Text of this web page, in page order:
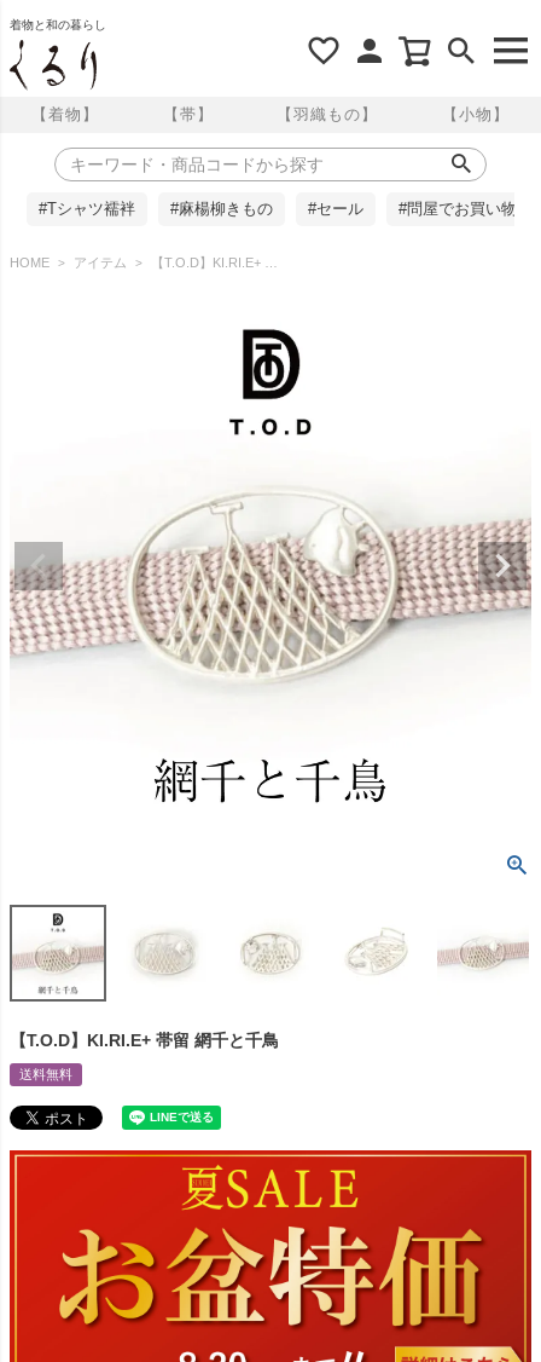
着物と和の暮らし
【着物】 【帯】 【羽織もの】 【小物】
#Tシャツ襦袢 #麻楊柳きもの #セール #問屋でお買い物
HOME アイテム 【T.O.D】KI.RI.E+ 帯留 網千と千鳥
【T.O.D】KI.RI.E+ 帯留 網千と千鳥
送料無料